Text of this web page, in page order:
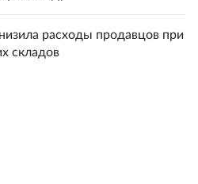
расходы продавцов при
складов